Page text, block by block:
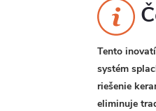
Tento
systém
riešenie
eliminuje